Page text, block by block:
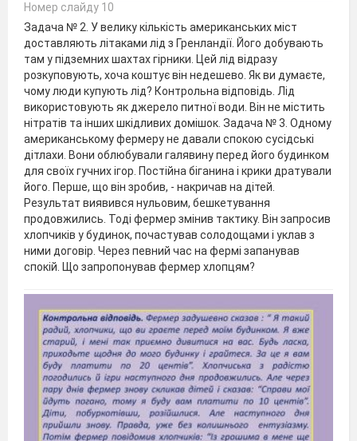
Номер слайду 10
Задача № 2. У велику кількість американських міст
доставляють літаками лід з Гренландії. Його добувають
там у підземних шахтах гірники. Цей лід відразу
розкуповують, хоча коштує він недешево. Як ви думаєте,
чому люди купують лід? Контрольна відповідь. Лід
використовують як джерело питної води. Він не містить
нітратів та інших шкідливих домішок. Задача № 3. Одному
американському фермеру не давали спокою сусідські
дітлахи. Вони облюбували галявину перед його будинком
для своїх гучних ігор. Постійна біганина і крики дратували
його. Перше, що він зробив, - накричав на дітей.
Результат виявився нульовим, бешкетування
продовжились. Тоді фермер змінив тактику. Він запросив
хлопчиків у будинок, почастував солодощами і уклав з
ними договір. Через певний час на фермі запанував
спокій. Що запропонував фермер хлопцям?